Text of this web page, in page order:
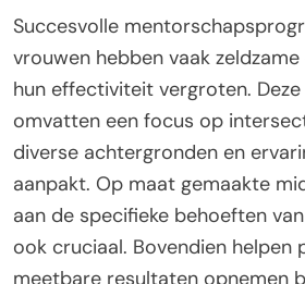
Succesvolle
vrouwen hebben vaak
hun effectiviteit vergroten.
omvatten een focus op
diverse achtergronden en
aanpakt. Op maat gemaakte
aan de specifieke behoeften
ook cruciaal. Bovendien helpen
meetbare resultaten opnemen